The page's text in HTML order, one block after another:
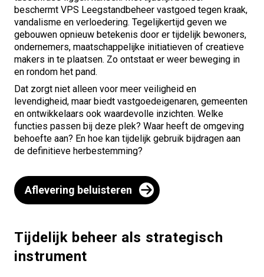
beschermt VPS Leegstandbeheer vastgoed tegen kraak,
vandalisme en verloedering. Tegelijkertijd geven we
gebouwen opnieuw betekenis door er tijdelijk bewoners,
ondernemers, maatschappelijke initiatieven of creatieve
makers in te plaatsen. Zo ontstaat er weer beweging in
en rondom het pand.
Dat zorgt niet alleen voor meer veiligheid en
levendigheid, maar biedt vastgoedeigenaren, gemeenten
en ontwikkelaars ook waardevolle inzichten. Welke
functies passen bij deze plek? Waar heeft de omgeving
behoefte aan? En hoe kan tijdelijk gebruik bijdragen aan
de definitieve herbestemming?
Aflevering beluisteren
Tijdelijk beheer als strategisch
instrument